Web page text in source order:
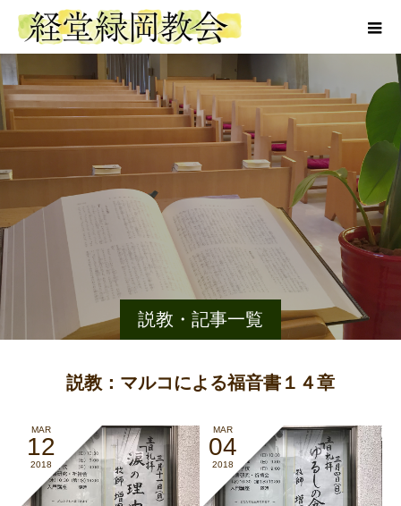
説教・記事一覧
説教：マルコによる福音書１４章
MAR
12
2018
MAR
04
2018